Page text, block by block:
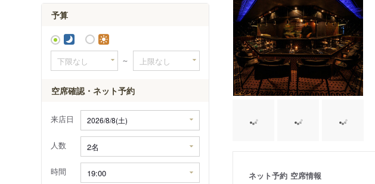
予算
～
空席確認・ネット予約
来店日
人数
時間 ネット予約 空席情報